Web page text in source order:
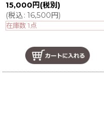
15,000 円 (税別)
(税込: 16,500円)
在庫数 1点